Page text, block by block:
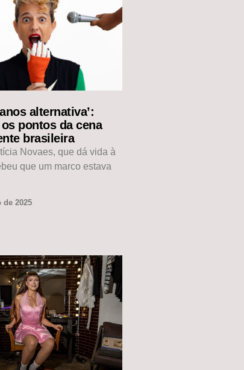
alternativa’:
pontos da cena
brasileira
Novaes, que dá vida à
que um marco estava
de 2025